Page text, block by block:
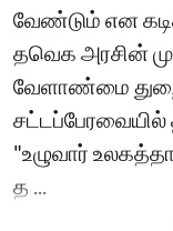
வேண்டும் என
தவெக அரசின்
வேளாண்மை
சட்டப்பேரவையில்
"உழுவார்
த ...